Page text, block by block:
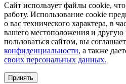
Сайт использует файлы cookie,
работу. Использование cookie
о вас технического характера, в
вашего местоположения и
пользоваться сайтом, вы
конфиденциальности, а также
своих персональных данных.
Принять